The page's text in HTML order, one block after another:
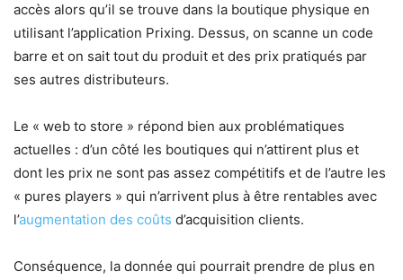
accès alors qu’il se trouve dans la boutique physique en
utilisant l’application Prixing. Dessus, on scanne un code
barre et on sait tout du produit et des prix pratiqués par
ses autres distributeurs.
Le « web to store » répond bien aux problématiques
actuelles : d’un côté les boutiques qui n’attirent plus et
dont les prix ne sont pas assez compétitifs et de l’autre les
« pures players » qui n’arrivent plus à être rentables avec
l’augmentation des coûts d’acquisition clients.
Conséquence, la donnée qui pourrait prendre de plus en